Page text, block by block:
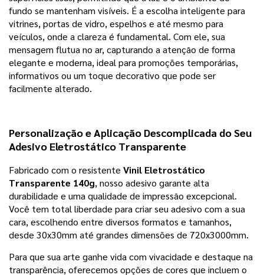
fundo se mantenham visíveis. É a escolha inteligente para
vitrines, portas de vidro, espelhos e até mesmo para
veículos, onde a clareza é fundamental. Com ele, sua
mensagem flutua no ar, capturando a atenção de forma
elegante e moderna, ideal para promoções temporárias,
informativos ou um toque decorativo que pode ser
facilmente alterado.
Personalização e Aplicação Descomplicada do Seu
Adesivo Eletrostático Transparente
Fabricado com o resistente Vinil Eletrostático
Transparente 140g, nosso adesivo garante alta
durabilidade e uma qualidade de impressão excepcional.
Você tem total liberdade para criar seu adesivo com a sua
cara, escolhendo entre diversos formatos e tamanhos,
desde 30x30mm até grandes dimensões de 720x3000mm.
Para que sua arte ganhe vida com vivacidade e destaque na
transparência, oferecemos opções de cores que incluem o